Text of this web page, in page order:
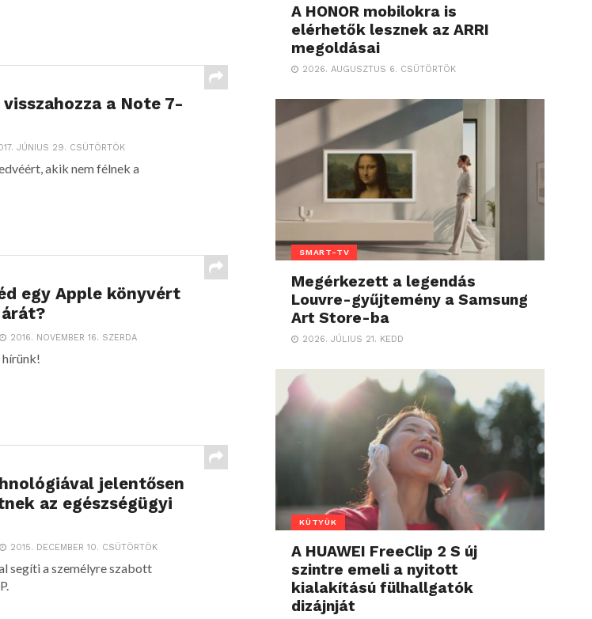
visszahozza a Note 7-
JÚNIUS 29. CSÜTÖRTÖK
akik nem félnek a
egy Apple könyvért
2016. NOVEMBER 16. SZERDA
jelentősen
az egészségügyi
2015. DECEMBER 10. CSÜTÖRTÖK
segíti a személyre szabott
A HONOR mobilokra is
elérhetők lesznek az ARRI
megoldásai
2026. AUGUSZTUS 6. CSÜTÖRTÖK
SMART-TV
Megérkezett a legendás
Louvre-gyűjtemény a Samsung
Art Store-ba
2026. JÚLIUS 21. KEDD
KÜTYÜK
A HUAWEI FreeClip 2 S új
szintre emeli a nyitott
kialakítású fülhallgatók
dizájnját